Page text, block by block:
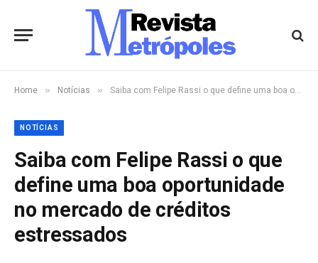
Home » Notícias » Saiba com Felipe Rassi o que define uma boa oportunidade no mercado de créditos estressados
NOTÍCIAS
Saiba com Felipe Rassi o que
define uma boa oportunidade
no mercado de créditos
estressados